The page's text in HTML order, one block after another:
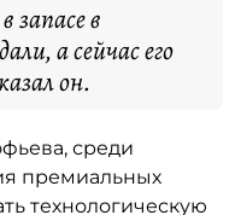
запасе в
а сейчас его
он.
среди
премиальных
технологическую